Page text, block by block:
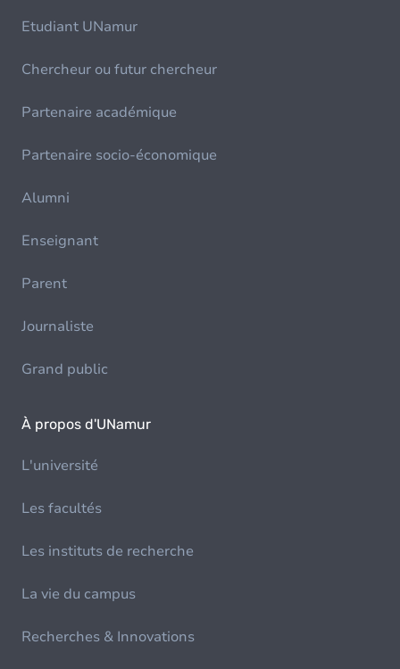
Etudiant UNamur
Chercheur ou futur chercheur
Partenaire académique
Partenaire socio-économique
Alumni
Enseignant
Parent
Journaliste
Grand public
À propos d'UNamur
L'université
Les facultés
Les instituts de recherche
La vie du campus
Recherches & Innovations